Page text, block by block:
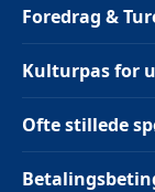
Foredrag &
Kulturpas for
Ofte stillede